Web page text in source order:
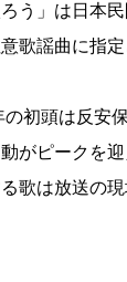
う」は日本
歌謡曲に指
初頭は反安
がピークを
歌は放送の